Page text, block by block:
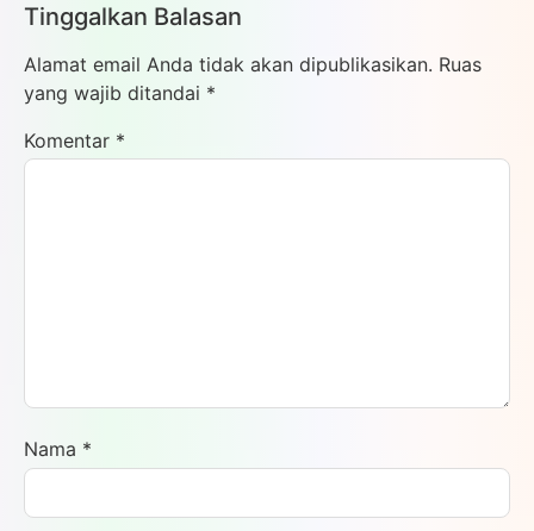
Tinggalkan Balasan
Alamat email Anda tidak akan dipublikasikan. Ruas
yang wajib ditandai *
Komentar *
Nama *